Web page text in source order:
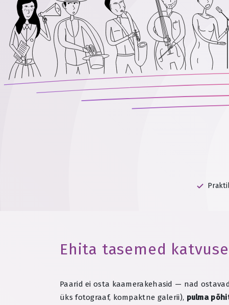
Ehita tasemed
Paarid ei osta kaamerakehasid — nad
üks fotograaf, kompaktne galerii), pulma